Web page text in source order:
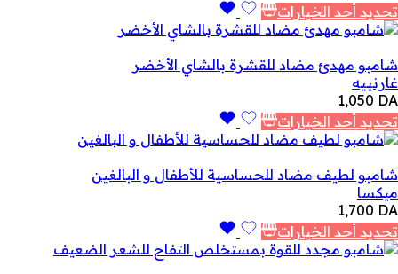
تحديد أحد الخيارات
شامبو مهدئ مضاد للقشرة بالشاي الأخضر
غارنييه
1,050 DA
تحديد أحد الخيارات
شامبو لطيف مضاد للحساسية للأطفال و البالغين
ميكسا
1,700 DA
تحديد أحد الخيارات